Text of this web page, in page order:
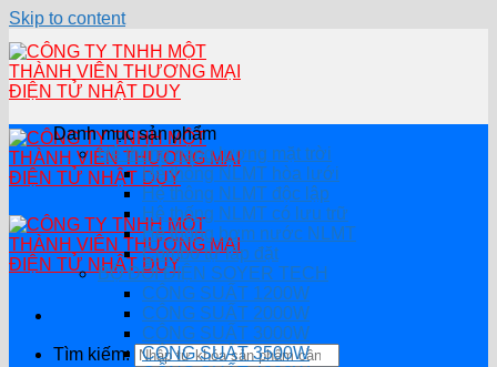
Skip to content
Tìm kiếm:
Danh mục sản phẩm
Hệ thống năng lượng mặt trời
Hệ thống NLMT hòa lưới
Hệ thông NLMT độc lập
Hệ thống NLMT có lưu trữ
Hệ thống bơm nước NLMT
Combo tự lắp đặt
BỘ ĐỔI ĐIỆN SOYER TECH
CÔNG SUẤT 1200W
CÔNG SUẤT 2000W
CÔNG SUẤT 3000W
CÔNG SUẤT 3500W